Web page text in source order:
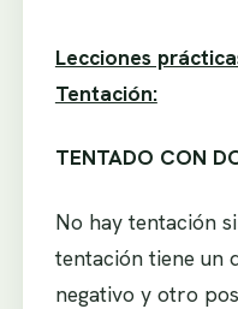
Lecciones
Tentación:
TENTADO CON
No hay tentación
tentación tiene un
negativo y otro